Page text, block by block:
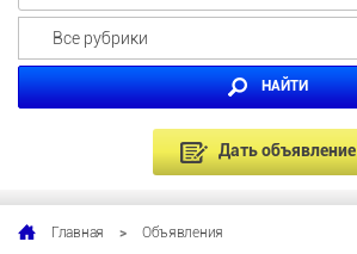
Все рубрики
НАЙТИ
Дать объявление
Главная > Объявления